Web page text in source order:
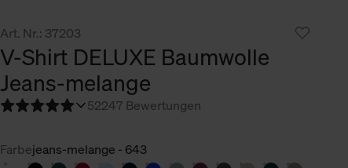
Art. Nr.: 37203
V-Shirt DELUXE Baumwolle
Jeans-melange
52247 Bewertungen
Farbejeans-melange - 643